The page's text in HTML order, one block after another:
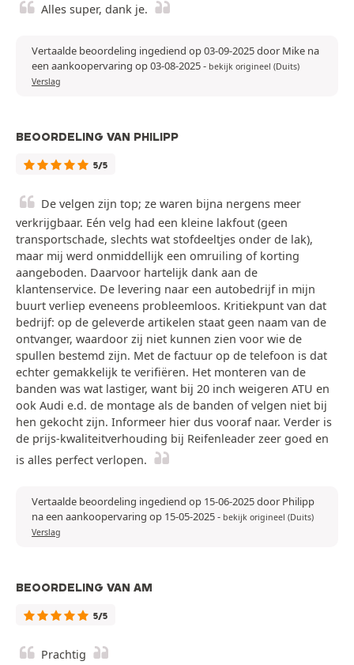
Alles super, dank je.
Vertaalde beoordeling ingediend op 03-09-2025 door Mike na
een aankoopervaring op 03-08-2025- bekijk origineel (Duits)
Verslag
BEOORDELING VAN PHILIPP
5/5
De velgen zijn top; ze waren bijna nergens meer
verkrijgbaar. Eén velg had een kleine lakfout (geen
transportschade, slechts wat stofdeeltjes onder de lak),
maar mij werd onmiddellijk een omruiling of korting
aangeboden. Daarvoor hartelijk dank aan de
klantenservice. De levering naar een autobedrijf in mijn
buurt verliep eveneens probleemloos. Kritiekpunt van dat
bedrijf: op de geleverde artikelen staat geen naam van de
ontvanger, waardoor zij niet kunnen zien voor wie de
spullen bestemd zijn. Met de factuur op de telefoon is dat
echter gemakkelijk te verifiëren. Het monteren van de
banden was wat lastiger, want bij 20 inch weigeren ATU en
ook Audi e.d. de montage als de banden of velgen niet bij
hen gekocht zijn. Informeer hier dus vooraf naar. Verder is
de prijs-kwaliteitverhouding bij Reifenleader zeer goed en
is alles perfect verlopen.
Vertaalde beoordeling ingediend op 15-06-2025 door Philipp
na een aankoopervaring op 15-05-2025- bekijk origineel (Duits)
Verslag
BEOORDELING VAN AM
5/5
Prachtig